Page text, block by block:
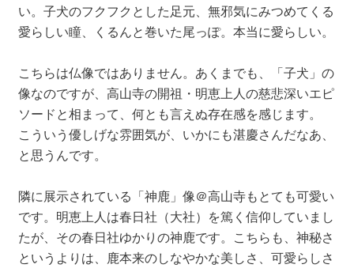
い。子犬のフクフクとした足元、無邪気にみつめてくる
愛らしい瞳、くるんと巻いた尾っぽ。本当に愛らしい。
こちらは仏像ではありません。あくまでも、「子犬」の
像なのですが、高山寺の開祖・明恵上人の慈悲深いエピ
ソードと相まって、何とも言えぬ存在感を感じます。
こういう優しげな雰囲気が、いかにも湛慶さんだなあ、
と思うんです。
隣に展示されている「神鹿」像＠高山寺もとても可愛い
です。明恵上人は春日社（大社）を篤く信仰していまし
たが、その春日社ゆかりの神鹿です。こちらも、神秘さ
というよりは、鹿本来のしなやかな美しさ、可愛らしさ